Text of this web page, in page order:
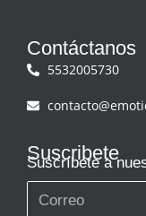
Contáctanos
5532005730
Suscribete
Suscríbete a